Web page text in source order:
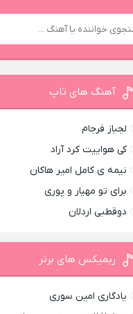
آهنگ های تاپ
لجباز فرجام
کی هواییت کرد آراد
نیمه ی کامل امیر هاکان
برای تو مهیار و پوری
دوقطبی اردلان
ریمیکس های برتر
یادگاری امین سوری